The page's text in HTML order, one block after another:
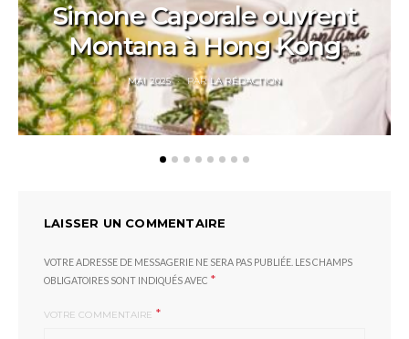
Simone Caporale ouvrent
Montana à Hong Kong
POSTED
ON
MAI 2025 PAR LA RÉDACTION
LAISSER UN COMMENTAIRE
VOTRE ADRESSE DE MESSAGERIE NE SERA PAS PUBLIÉE. LES CHAMPS
OBLIGATOIRES SONT INDIQUÉS AVEC *
VOTRE COMMENTAIRE *